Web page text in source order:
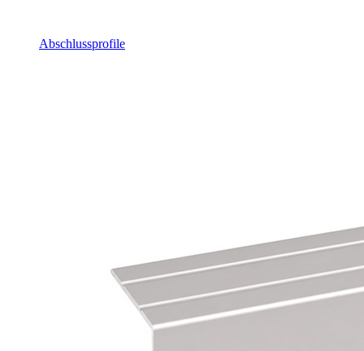
Abschlussprofile